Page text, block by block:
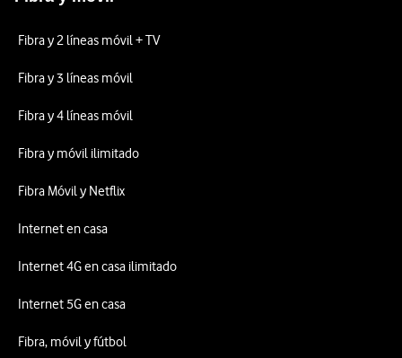
Fibra y 2 líneas móvil + TV
Fibra y 3 líneas móvil
Fibra y 4 líneas móvil
Fibra y móvil ilimitado
Fibra Móvil y Netflix
Internet en casa
Internet 4G en casa ilimitado
Internet 5G en casa
Fibra, móvil y fútbol